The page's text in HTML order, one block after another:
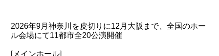
2026年9月神奈川を皮切りに12月大阪まで、全国のホー
ル会場にて11都市全20公演開催
[メインホール]